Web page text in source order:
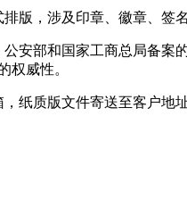
版，涉及印章、徽章、签
安部和国家工商总局备
权威性。
纸质版文件寄送至客户地